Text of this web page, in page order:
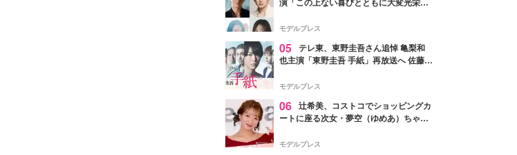
ャスト発表
モデルプレス
05 テレ東、東野圭吾さん追悼 亀梨和
也主演「東野圭吾 手紙」再放送へ 佐藤隆
モデルプレス
06 辻希美、コストコでショッピングカ
ートに座る次女・夢空（ゆめあ）ちゃん
ぎ」「成長を感じる」の声
モデルプレス